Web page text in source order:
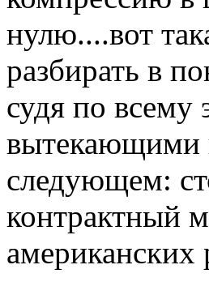
нулю....вот
разбирать в
судя по всему
вытекающими
следующем:
контрактный
американских